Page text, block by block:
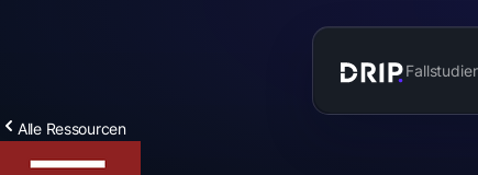
Alle Ressourcen